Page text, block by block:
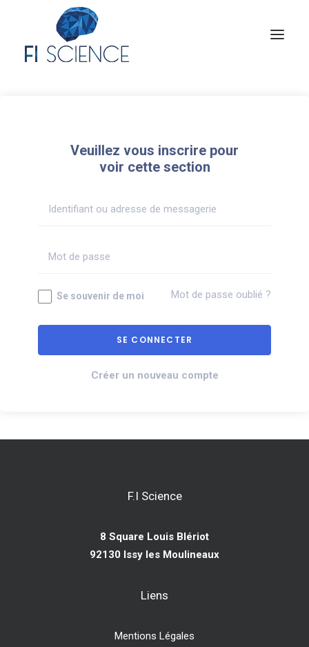
Veuillez vous inscrire pour
voir cette section
Se souvenir de moi Mot de passe oublié ?
Créer un nouveau compte
F.I Science
8 Square Louis Blériot
92130 Issy les Moulineaux
Liens
Mentions Légales